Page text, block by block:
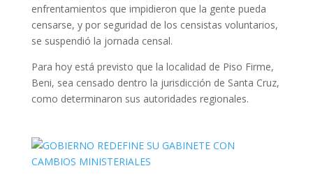
enfrentamientos que impidieron que la gente pueda
censarse, y por seguridad de los censistas voluntarios,
se suspendió la jornada censal.
Para hoy está previsto que la localidad de Piso Firme,
Beni, sea censado dentro la jurisdicción de Santa Cruz,
como determinaron sus autoridades regionales.